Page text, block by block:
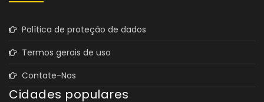
Política de proteção de dados
Termos gerais de uso
Contate-Nos
Cidades populares